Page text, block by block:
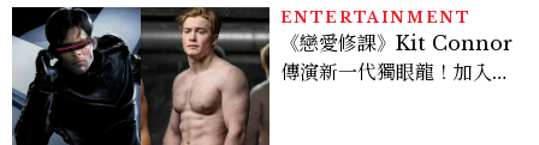
ENTERTAINMENT
《戀愛修課》Kit Connor
傳演新一代獨眼龍！加入新